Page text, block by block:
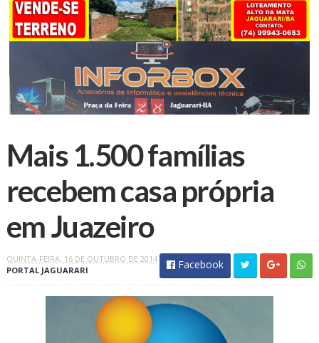
Mais 1.500 famílias
recebem casa própria
em Juazeiro‏
QUINTA-FEIRA, 16 DE OUTUBRO DE 2014
PORTAL JAGUARARI
Facebook